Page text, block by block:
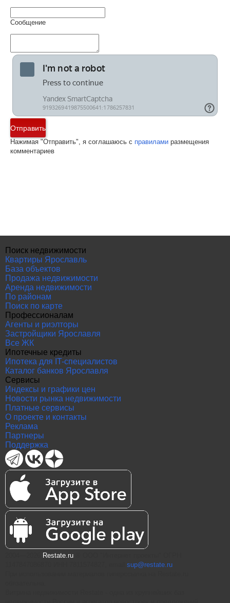
Сообщение
Отправить
Нажимая "Отправить", я соглашаюсь с правилами размещения
комментариев
Поиск недвижимости
Квартиры Ярославль
База объектов
Продажа недвижимости
Аренда недвижимости
По районам
Поиск по карте
Профессионалам
Агенты и риэлторы
Застройщики Ярославля
Все ЖК
Ипотечные кредиты
Ипотека для IT-специалистов
Каталог банков Ярославля
Сервисы
Индексы и графики цен
Новости рынка недвижимости
Платные сервисы
О проекте и контакты
Реклама
Партнеры
Поддержка
Restate.ru
sup@restate.ru